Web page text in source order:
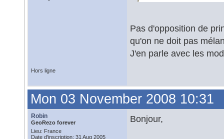
Pas d'opposition de
qu'on ne doit pas
J'en parle avec les
Hors ligne
Mon 03 November 2008 10:31
Robin
GeoRezo forever
Lieu: France
Date d'inscription: 31 Aug 2005
Bonjour,